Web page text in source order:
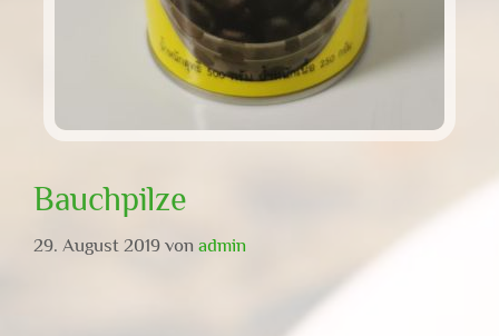
Bauchpilze
29. August 2019 von admin